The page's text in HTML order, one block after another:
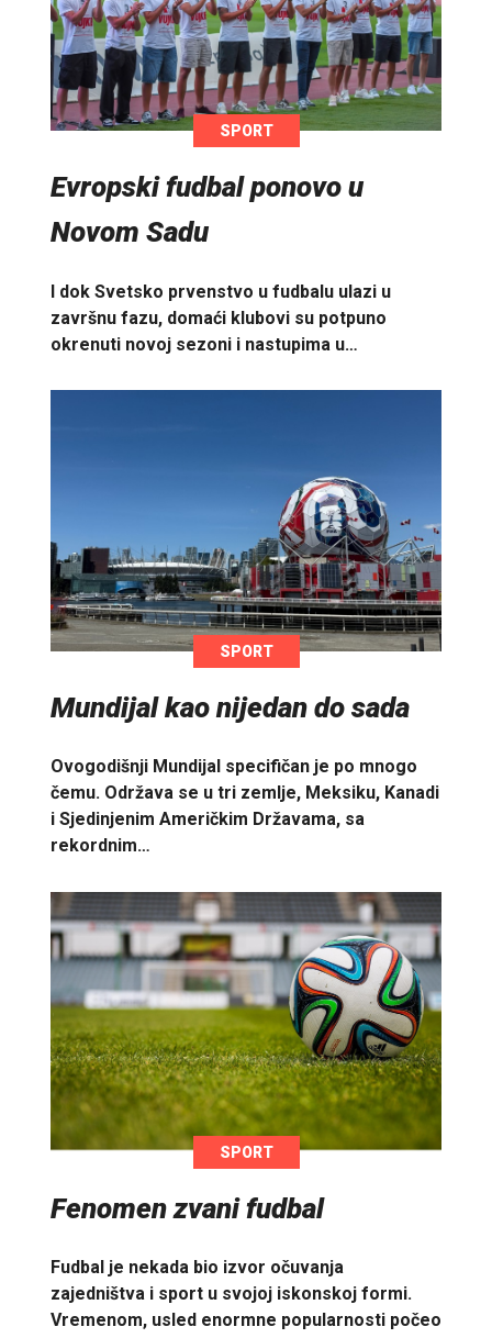
SPORT
Evropski fudbal ponovo u
Novom Sadu
I dok Svetsko prvenstvo u fudbalu ulazi u
završnu fazu, domaći klubovi su potpuno
okrenuti novoj sezoni i nastupima u…
SPORT
Mundijal kao nijedan do sada
Ovogodišnji Mundijal specifičan je po mnogo
čemu. Održava se u tri zemlje, Meksiku, Kanadi
i Sjedinjenim Američkim Državama, sa
rekordnim…
SPORT
Fenomen zvani fudbal
Fudbal je nekada bio izvor očuvanja
zajedništva i sport u svojoj iskonskoj formi.
Vremenom, usled enormne popularnosti počeo